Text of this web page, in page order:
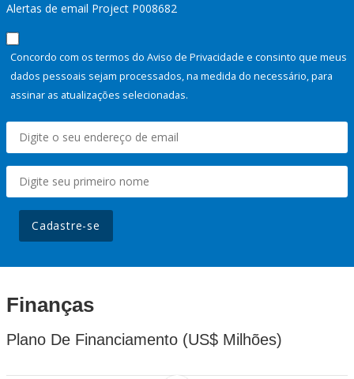
Alertas de email Project P008682
Concordo com os termos do Aviso de Privacidade e consinto que meus
dados pessoais sejam processados, na medida do necessário, para
assinar as atualizações selecionadas.
Cadastre-se
Finanças
Plano De Financiamento (US$ Milhões)